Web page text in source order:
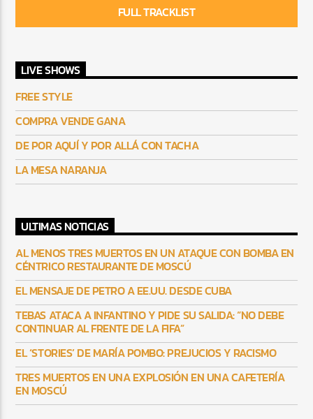
FULL TRACKLIST
LIVE SHOWS
FREE STYLE
COMPRA VENDE GANA
DE POR AQUÍ Y POR ALLÁ CON TACHA
LA MESA NARANJA
ULTIMAS NOTICIAS
AL MENOS TRES MUERTOS EN UN ATAQUE CON BOMBA EN
CÉNTRICO RESTAURANTE DE MOSCÚ
EL MENSAJE DE PETRO A EE.UU. DESDE CUBA
TEBAS ATACA A INFANTINO Y PIDE SU SALIDA: “NO DEBE
CONTINUAR AL FRENTE DE LA FIFA”
EL ‘STORIES’ DE MARÍA POMBO: PREJUCIOS Y RACISMO
TRES MUERTOS EN UNA EXPLOSIÓN EN UNA CAFETERÍA
EN MOSCÚ